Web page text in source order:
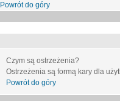
Powrót do góry
Czym są ostrzeżenia?
Ostrzeżenia są formą kary dla
Powrót do góry